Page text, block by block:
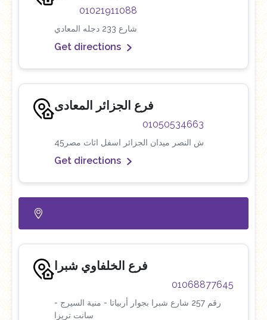
01021911088
شارع 233 دجله المعادي
Get directions
فرع الجزائر المعادى
01050534663
45ش النصر ميدان الجزائر اسفل اثاث مصر
Get directions
فرع الخلفاوي شبرا
01068877645
رقم 257 شارع شبرا بجوار أربياتا - منية السيرج -
سانت تريزا